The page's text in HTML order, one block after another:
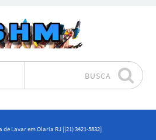
BUSCA
Lavar em Olaria RJ [(21) 3421-5832]